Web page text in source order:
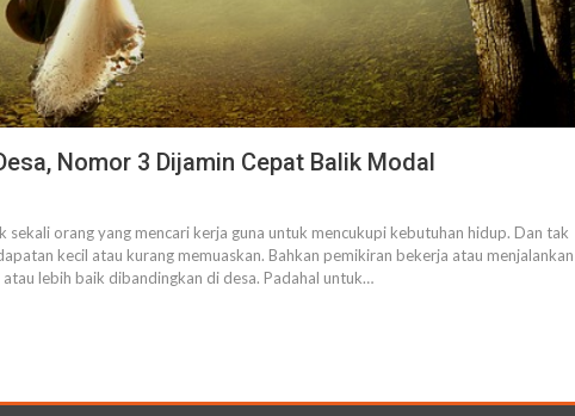
Nomor 3 Dijamin Cepat Balik Modal
sekali orang yang mencari kerja guna untuk mencukupi kebutuhan hidup. Dan tak
kecil atau kurang memuaskan. Bahkan pemikiran bekerja atau menjalankan
lebih baik dibandingkan di desa. Padahal untuk…